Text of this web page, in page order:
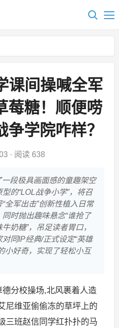
课间操喊全军
莓糖！顺便唠
学院咋样？
· 阅读 638
段极具画面感的童趣架空
的“LOL战争小学”，将召
全军出击”创新性植入日常
时抛出趣味悬念“谁抢了
奶糖”，吊足读者胃口，
同IP经典/正式设定“英雄
小好奇，实现了轻松小互
分校操场,北风裹着人造
尼维亚偷偷冻的草坪上的
三班赵信同学红扑扑的马